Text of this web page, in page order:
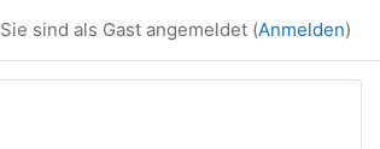
Sie sind als Gast angemeldet (Anmelden)